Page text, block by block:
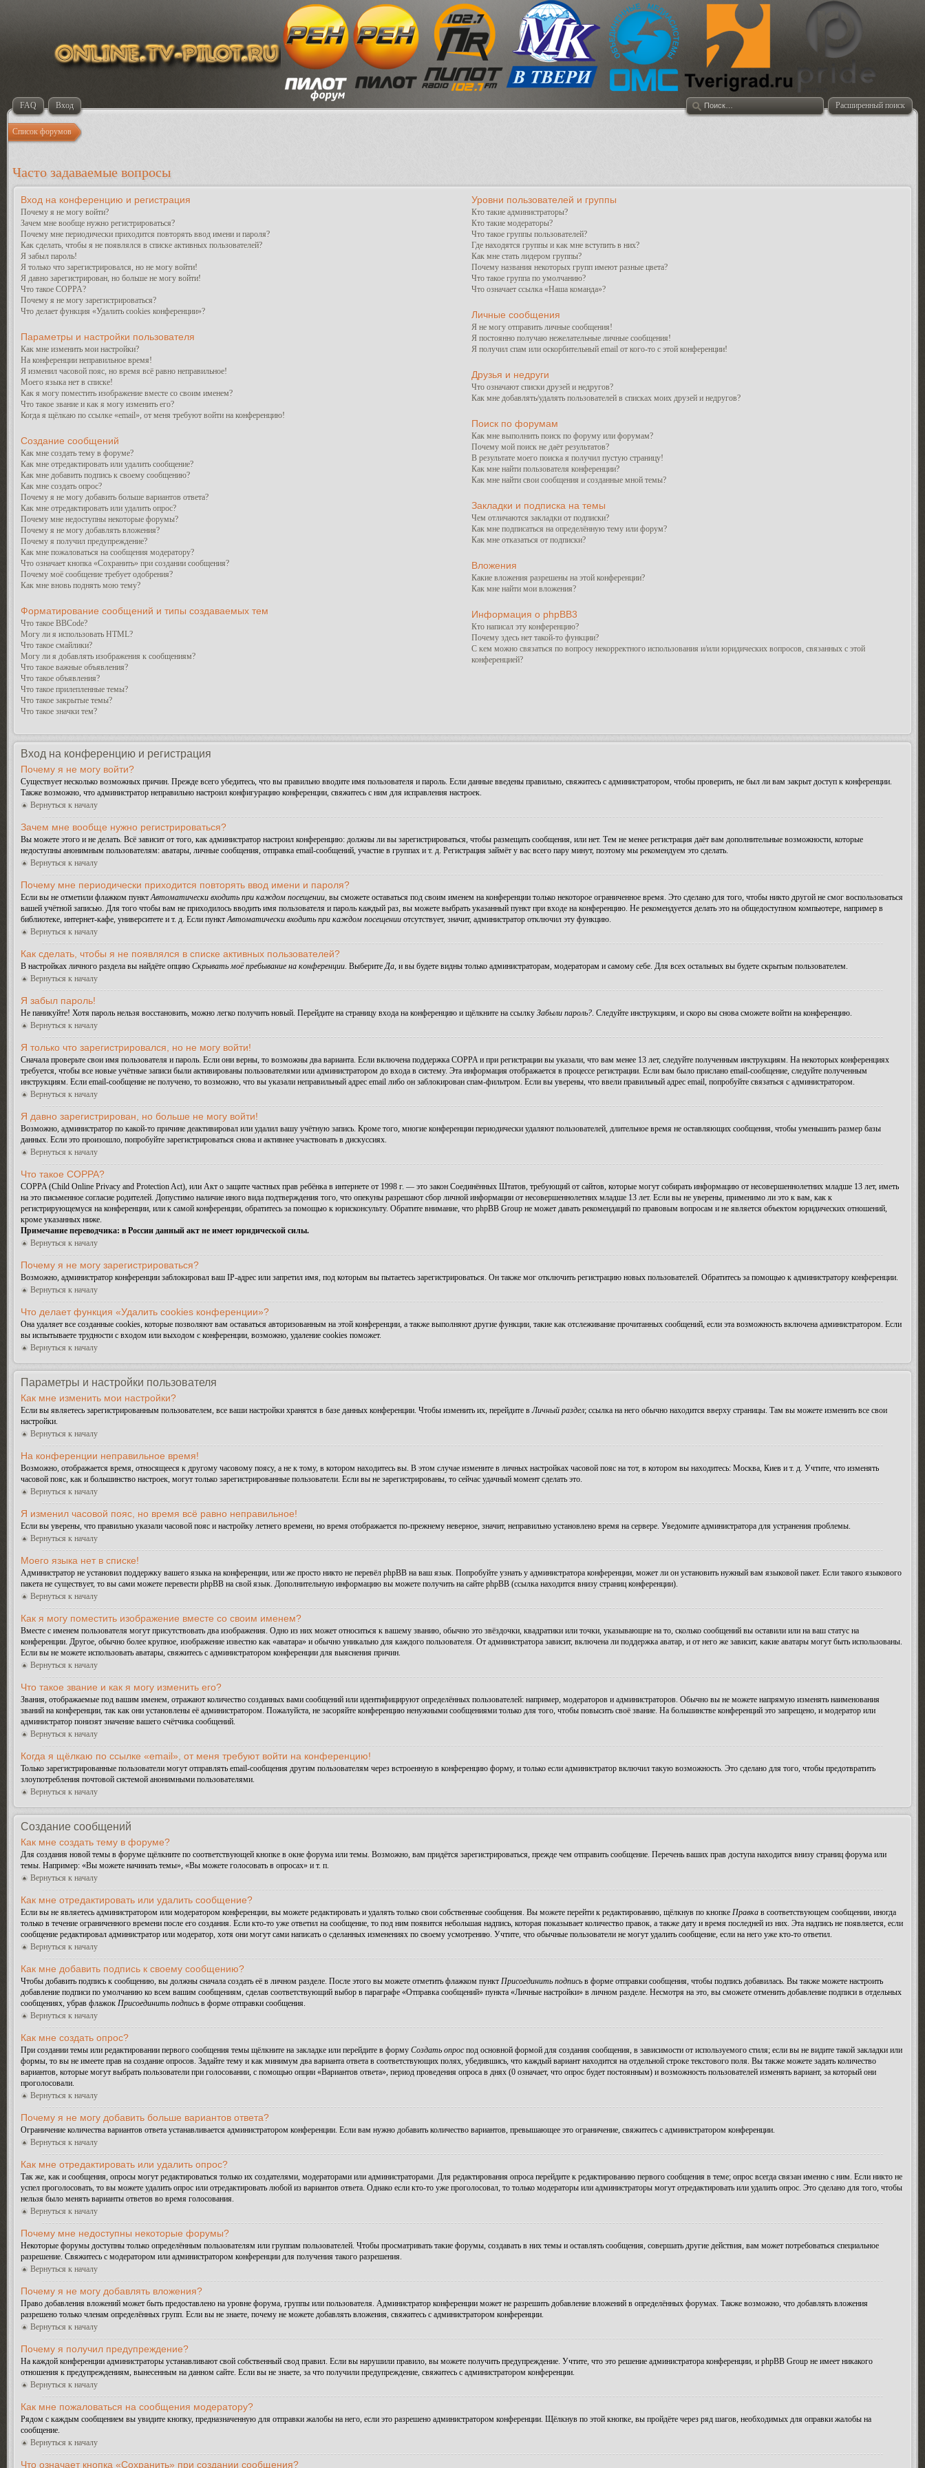
Расширенный поиск
FAQ Вход
Список форумов
Часто задаваемые вопросы
Вход на конференцию и регистрация
Почему я не могу войти?
Зачем мне вообще нужно регистрироваться?
Почему мне периодически приходится повторять ввод имени и пароля?
Как сделать, чтобы я не появлялся в списке активных пользователей?
Я забыл пароль!
Я только что зарегистрировался, но не могу войти!
Я давно зарегистрирован, но больше не могу войти!
Что такое COPPA?
Почему я не могу зарегистрироваться?
Что делает функция «Удалить cookies конференции»?
Параметры и настройки пользователя
Как мне изменить мои настройки?
На конференции неправильное время!
Я изменил часовой пояс, но время всё равно неправильное!
Моего языка нет в списке!
Как я могу поместить изображение вместе со своим именем?
Что такое звание и как я могу изменить его?
Когда я щёлкаю по ссылке «email», от меня требуют войти на конференцию!
Создание сообщений
Как мне создать тему в форуме?
Как мне отредактировать или удалить сообщение?
Как мне добавить подпись к своему сообщению?
Как мне создать опрос?
Почему я не могу добавить больше вариантов ответа?
Как мне отредактировать или удалить опрос?
Почему мне недоступны некоторые форумы?
Почему я не могу добавлять вложения?
Почему я получил предупреждение?
Как мне пожаловаться на сообщения модератору?
Что означает кнопка «Сохранить» при создании сообщения?
Почему моё сообщение требует одобрения?
Как мне вновь поднять мою тему?
Форматирование сообщений и типы создаваемых тем
Что такое BBCode?
Могу ли я использовать HTML?
Что такое смайлики?
Могу ли я добавлять изображения к сообщениям?
Что такое важные объявления?
Что такое объявления?
Что такое прилепленные темы?
Что такое закрытые темы?
Что такое значки тем?
Уровни пользователей и группы
Кто такие администраторы?
Кто такие модераторы?
Что такое группы пользователей?
Где находятся группы и как мне вступить в них?
Как мне стать лидером группы?
Почему названия некоторых групп имеют разные цвета?
Что такое группа по умолчанию?
Что означает ссылка «Наша команда»?
Личные сообщения
Я не могу отправить личные сообщения!
Я постоянно получаю нежелательные личные сообщения!
Я получил спам или оскорбительный email от кого-то с этой конференции!
Друзья и недруги
Что означают списки друзей и недругов?
Как мне добавлять/удалять пользователей в списках моих друзей и недругов?
Поиск по форумам
Как мне выполнить поиск по форуму или форумам?
Почему мой поиск не даёт результатов?
В результате моего поиска я получил пустую страницу!
Как мне найти пользователя конференции?
Как мне найти свои сообщения и созданные мной темы?
Закладки и подписка на темы
Чем отличаются закладки от подписки?
Как мне подписаться на определённую тему или форум?
Как мне отказаться от подписки?
Вложения
Какие вложения разрешены на этой конференции?
Как мне найти мои вложения?
Информация о phpBB3
Кто написал эту конференцию?
Почему здесь нет такой-то функции?
С кем можно связаться по вопросу некорректного использования и/или юридических вопросов, связанных с этой
конференцией?
Вход на конференцию и регистрация
Почему я не могу войти?
Существует несколько возможных причин. Прежде всего убедитесь, что вы правильно вводите имя пользователя и пароль. Если данные введены правильно, свяжитесь с администратором, чтобы проверить, не был ли вам закрыт доступ к конференции.
Также возможно, что администратор неправильно настроил конфигурацию конференции, свяжитесь с ним для исправления настроек.
Вернуться к началу
Зачем мне вообще нужно регистрироваться?
Вы можете этого и не делать. Всё зависит от того, как администратор настроил конференцию: должны ли вы зарегистрироваться, чтобы размещать сообщения, или нет. Тем не менее регистрация даёт вам дополнительные возможности, которые
недоступны анонимным пользователям: аватары, личные сообщения, отправка email-сообщений, участие в группах и т. д. Регистрация займёт у вас всего пару минут, поэтому мы рекомендуем это сделать.
Вернуться к началу
Почему мне периодически приходится повторять ввод имени и пароля?
Если вы не отметили флажком пунктАвтоматически входить при каждом посещении, вы сможете оставаться под своим именем на конференции только некоторое ограниченное время. Это сделано для того, чтобы никто другой не смог воспользоваться
вашей учётной записью. Для того чтобы вам не приходилось вводить имя пользователя и пароль каждый раз, вы можете выбрать указанный пункт при входе на конференцию. Не рекомендуется делать это на общедоступном компьютере, например в
библиотеке, интернет-кафе, университете и т. д. Если пунктАвтоматически входить при каждом посещении отсутствует, значит, администратор отключил эту функцию.
Вернуться к началу
Как сделать, чтобы я не появлялся в списке активных пользователей?
В настройках личного раздела вы найдёте опцию Скрывать моё пребывание на конференции. ВыберитеДа, и вы будете видны только администраторам, модераторам и самому себе. Для всех остальных вы будете скрытым пользователем.
Вернуться к началу
Я забыл пароль!
Не паникуйте! Хотя пароль нельзя восстановить, можно легко получить новый. Перейдите на страницу входа на конференцию и щёлкните на ссылку Забыли пароль?. Следуйте инструкциям, и скоро вы снова сможете войти на конференцию.
Вернуться к началу
Я только что зарегистрировался, но не могу войти!
Сначала проверьте свои имя пользователя и пароль. Если они верны, то возможны два варианта. Если включена поддержка COPPA и при регистрации вы указали, что вам менее 13 лет, следуйте полученным инструкциям. На некоторых конференциях
требуется, чтобы все новые учётные записи были активированы пользователями или администратором до входа в систему. Эта информация отображается в процессе регистрации. Если вам было прислано email-сообщение, следуйте полученным
инструкциям. Если email-сообщение не получено, то возможно, что вы указали неправильный адрес email либо он заблокирован спам-фильтром. Если вы уверены, что ввели правильный адрес email, попробуйте связаться с администратором.
Вернуться к началу
Я давно зарегистрирован, но больше не могу войти!
Возможно, администратор по какой-то причине деактивировал или удалил вашу учётную запись. Кроме того, многие конференции периодически удаляют пользователей, длительное время не оставляющих сообщения, чтобы уменьшить размер базы
данных. Если это произошло, попробуйте зарегистрироваться снова и активнее участвовать в дискуссиях.
Вернуться к началу
Что такое COPPA?
COPPA (Child Online Privacy and Protection Act), или Акт о защите частных прав ребёнка в интернете от 1998 г. — это закон Соединённых Штатов, требующий от сайтов, которые могут собирать информацию от несовершеннолетних младше 13 лет, иметь
на это письменное согласие родителей. Допустимо наличие иного вида подтверждения того, что опекуны разрешают сбор личной информации от несовершеннолетних младше 13 лет. Если вы не уверены, применимо ли это к вам, как к
регистрирующемуся на конференции, или к самой конференции, обратитесь за помощью к юрисконсульту. Обратите внимание, что phpBB Group не может давать рекомендаций по правовым вопросам и не является объектом юридических отношений,
кроме указанных ниже.
Примечание переводчика: в России данный акт не имеет юридической силы.
Вернуться к началу
Почему я не могу зарегистрироваться?
Возможно, администратор конференции заблокировал ваш IP-адрес или запретил имя, под которым вы пытаетесь зарегистрироваться. Он также мог отключить регистрацию новых пользователей. Обратитесь за помощью к администратору конференции.
Вернуться к началу
Что делает функция «Удалить cookies конференции»?
Она удаляет все созданные cookies, которые позволяют вам оставаться авторизованным на этой конференции, а также выполняют другие функции, такие как отслеживание прочитанных сообщений, если эта возможность включена администратором. Если
вы испытываете трудности с входом или выходом с конференции, возможно, удаление cookies поможет.
Вернуться к началу
Параметры и настройки пользователя
Как мне изменить мои настройки?
Если вы являетесь зарегистрированным пользователем, все ваши настройки хранятся в базе данных конференции. Чтобы изменить их, перейдите вЛичный раздел; ссылка на него обычно находится вверху страницы. Там вы можете изменить все свои
настройки.
Вернуться к началу
На конференции неправильное время!
Возможно, отображается время, относящееся к другому часовому поясу, а не к тому, в котором находитесь вы. В этом случае измените в личных настройках часовой пояс на тот, в котором вы находитесь: Москва, Киев и т. д. Учтите, что изменять
часовой пояс, как и большинство настроек, могут только зарегистрированные пользователи. Если вы не зарегистрированы, то сейчас удачный момент сделать это.
Вернуться к началу
Я изменил часовой пояс, но время всё равно неправильное!
Если вы уверены, что правильно указали часовой пояс и настройку летнего времени, но время отображается по-прежнему неверное, значит, неправильно установлено время на сервере. Уведомите администратора для устранения проблемы.
Вернуться к началу
Моего языка нет в списке!
Администратор не установил поддержку вашего языка на конференции, или же просто никто не перевёл phpBB на ваш язык. Попробуйте узнать у администратора конференции, может ли он установить нужный вам языковой пакет. Если такого языкового
пакета не существует, то вы сами можете перевести phpBB на свой язык. Дополнительную информацию вы можете получить на сайте phpBB (ссылка находится внизу страниц конференции).
Вернуться к началу
Как я могу поместить изображение вместе со своим именем?
Вместе с именем пользователя могут присутствовать два изображения. Одно из них может относиться к вашему званию, обычно это звёздочки, квадратики или точки, указывающие на то, сколько сообщений вы оставили или на ваш статус на
конференции. Другое, обычно более крупное, изображение известно как «аватара» и обычно уникально для каждого пользователя. От администратора зависит, включена ли поддержка аватар, и от него же зависит, какие аватары могут быть использованы.
Если вы не можете использовать аватары, свяжитесь с администратором конференции для выяснения причин.
Вернуться к началу
Что такое звание и как я могу изменить его?
Звания, отображаемые под вашим именем, отражают количество созданных вами сообщений или идентифицируют определённых пользователей: например, модераторов и администраторов. Обычно вы не можете напрямую изменять наименования
званий на конференции, так как они установлены её администратором. Пожалуйста, не засоряйте конференцию ненужными сообщениями только для того, чтобы повысить своё звание. На большинстве конференций это запрещено, и модератор или
администратор понизят значение вашего счётчика сообщений.
Вернуться к началу
Когда я щёлкаю по ссылке «email», от меня требуют войти на конференцию!
Только зарегистрированные пользователи могут отправлять email-сообщения другим пользователям через встроенную в конференцию форму, и только если администратор включил такую возможность. Это сделано для того, чтобы предотвратить
злоупотребления почтовой системой анонимными пользователями.
Вернуться к началу
Создание сообщений
Как мне создать тему в форуме?
Для создания новой темы в форуме щёлкните по соответствующей кнопке в окне форума или темы. Возможно, вам придётся зарегистрироваться, прежде чем отправить сообщение. Перечень ваших прав доступа находится внизу страниц форума или
темы. Например: «Вы можете начинать темы», «Вы можете голосовать в опросах» и т. п.
Вернуться к началу
Как мне отредактировать или удалить сообщение?
Если вы не являетесь администратором или модератором конференции, вы можете редактировать и удалять только свои собственные сообщения. Вы можете перейти к редактированию, щёлкнув по кнопке Правка в соответствующем сообщении, иногда
только в течение ограниченного времени после его создания. Если кто-то уже ответил на сообщение, то под ним появится небольшая надпись, которая показывает количество правок, а также дату и время последней из них. Эта надпись не появляется, если
сообщение редактировал администратор или модератор, хотя они могут сами написать о сделанных изменениях по своему усмотрению. Учтите, что обычные пользователи не могут удалить сообщение, если на него уже кто-то ответил.
Вернуться к началу
Как мне добавить подпись к своему сообщению?
Чтобы добавить подпись к сообщению, вы должны сначала создать её в личном разделе. После этого вы можете отметить флажком пункт Присоединить подпись в форме отправки сообщения, чтобы подпись добавилась. Вы также можете настроить
добавление подписи по умолчанию ко всем вашим сообщениям, сделав соответствующий выбор в параграфе «Отправка сообщений» пункта «Личные настройки» в личном разделе. Несмотря на это, вы сможете отменить добавление подписи в отдельных
сообщениях, убрав флажок Присоединить подпись в форме отправки сообщения.
Вернуться к началу
Как мне создать опрос?
При создании темы или редактировании первого сообщения темы щёлкните на закладке или перейдите в форму Создать опроспод основной формой для создания сообщения, в зависимости от используемого стиля; если вы не видите такой закладки или
формы, то вы не имеете прав на создание опросов. Задайте тему и как минимум два варианта ответа в соответствующих полях, убедившись, что каждый вариант находится на отдельной строке текстового поля. Вы также можете задать количество
вариантов, которые могут выбрать пользователи при голосовании, с помощью опции «Вариантов ответа», период проведения опроса в днях (0 означает, что опрос будет постоянным) и возможность пользователей изменять вариант, за который они
проголосовали.
Вернуться к началу
Почему я не могу добавить больше вариантов ответа?
Ограничение количества вариантов ответа устанавливается администратором конференции. Если вам нужно добавить количество вариантов, превышающее это ограничение, свяжитесь с администратором конференции.
Вернуться к началу
Как мне отредактировать или удалить опрос?
Так же, как и сообщения, опросы могут редактироваться только их создателями, модераторами или администраторами. Для редактирования опроса перейдите к редактированию первого сообщения в теме; опрос всегда связан именно с ним. Если никто не
успел проголосовать, то вы можете удалить опрос или отредактировать любой из вариантов ответа. Однако если кто-то уже проголосовал, то только модераторы или администраторы могут отредактировать или удалить опрос. Это сделано для того, чтобы
нельзя было менять варианты ответов во время голосования.
Вернуться к началу
Почему мне недоступны некоторые форумы?
Некоторые форумы доступны только определённым пользователям или группам пользователей. Чтобы просматривать такие форумы, создавать в них темы и оставлять сообщения, совершать другие действия, вам может потребоваться специальное
разрешение. Свяжитесь с модератором или администратором конференции для получения такого разрешения.
Вернуться к началу
Почему я не могу добавлять вложения?
Право добавления вложений может быть предоставлено на уровне форума, группы или пользователя. Администратор конференции может не разрешить добавление вложений в определённых форумах. Также возможно, что добавлять вложения
разрешено только членам определённых групп. Если вы не знаете, почему не можете добавлять вложения, свяжитесь с администратором конференции.
Вернуться к началу
Почему я получил предупреждение?
На каждой конференции администраторы устанавливают свой собственный свод правил. Если вы нарушили правило, вы можете получить предупреждение. Учтите, что это решение администратора конференции, и phpBB Group не имеет никакого
отношения к предупреждениям, вынесенным на данном сайте. Если вы не знаете, за что получили предупреждение, свяжитесь с администратором конференции.
Вернуться к началу
Как мне пожаловаться на сообщения модератору?
Рядом с каждым сообщением вы увидите кнопку, предназначенную для отправки жалобы на него, если это разрешено администратором конференции. Щёлкнув по этой кнопке, вы пройдёте через ряд шагов, необходимых для оправки жалобы на
сообщение.
Вернуться к началу
Что означает кнопка «Сохранить» при создании сообщения?